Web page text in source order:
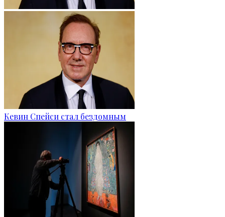
Кевин Спейси стал бездомным